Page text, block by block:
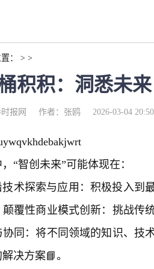
： > >
积积：洞悉未
报网 作者：张鸥 2026-03-04
“智创未来”可能体现在：
技术探索与应用：积极投入到
颠覆性商业模式创新：挑战传
协同：将不同领域的知识、技
决方案📘。